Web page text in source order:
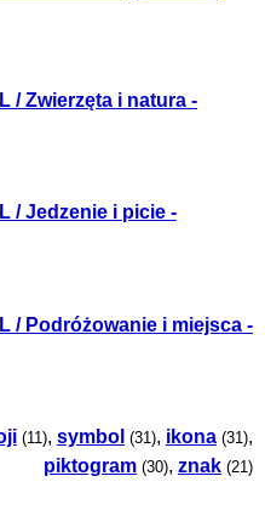
/ Zwierzęta i natura -
/ Jedzenie i picie -
/ Podróżowanie i miejsca -
(11), symbol (31), ikona (31),
piktogram (30), znak (21)